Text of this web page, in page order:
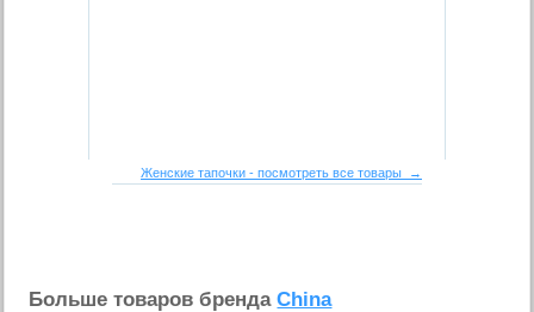
Женские тапочки - посмотреть все товары →
Больше товаров брендаChina